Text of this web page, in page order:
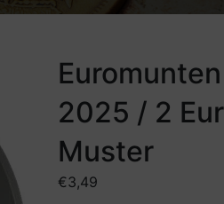
2025 / 2
Muster
€3,49